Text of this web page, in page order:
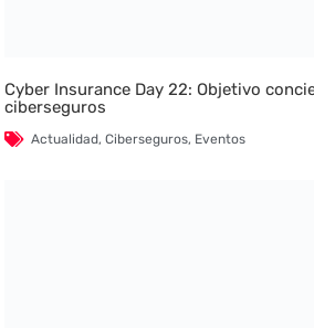
Cyber Insurance Day 22: Objetivo
ciberseguros
Actualidad,Ciberseguros, Eventos